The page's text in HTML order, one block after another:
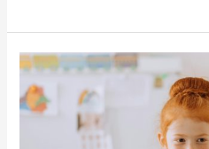
Objetivos
Normas